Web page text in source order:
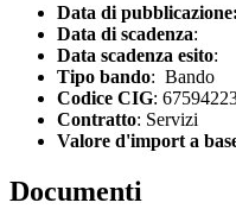
Data di pubblicazione:
Data di scadenza:
Data scadenza esito:
Tipo bando: Bando
Codice CIG:
Contratto: Servizi
Valore d'import a
Documenti